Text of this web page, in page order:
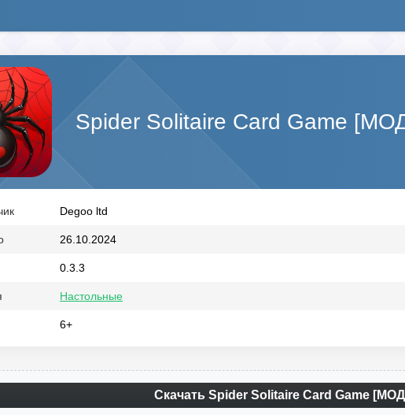
Spider Solitaire Card Game
Degoo ltd
26.10.2024
0.3.3
Настольные
6+
Скачать Spider Solitaire Card Game